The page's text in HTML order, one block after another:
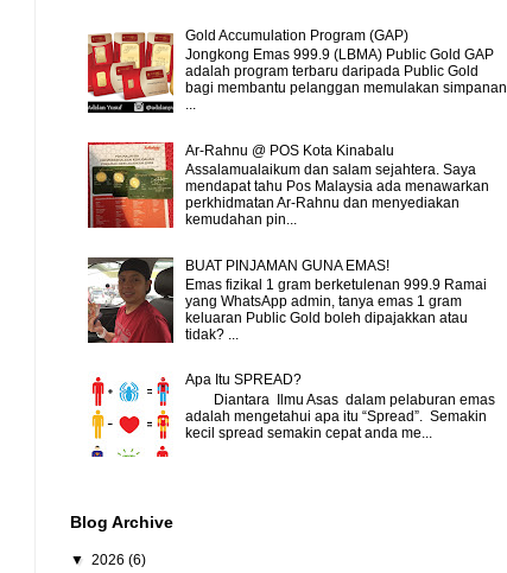
Gold Accumulation Program (GAP)
Jongkong Emas 999.9 (LBMA) Public Gold GAP
adalah program terbaru daripada Public Gold
bagi membantu pelanggan memulakan simpanan
...
Ar-Rahnu @ POS Kota Kinabalu
Assalamualaikum dan salam sejahtera. Saya
mendapat tahu Pos Malaysia ada menawarkan
perkhidmatan Ar-Rahnu dan menyediakan
kemudahan pin...
BUAT PINJAMAN GUNA EMAS!
Emas fizikal 1 gram berketulenan 999.9 Ramai
yang WhatsApp admin, tanya emas 1 gram
keluaran Public Gold boleh dipajakkan atau
tidak? ...
Apa Itu SPREAD?
Diantara Ilmu Asas dalam pelaburan emas
adalah mengetahui apa itu “Spread”. Semakin
kecil spread semakin cepat anda me...
Blog Archive
▼ 2026 (6)